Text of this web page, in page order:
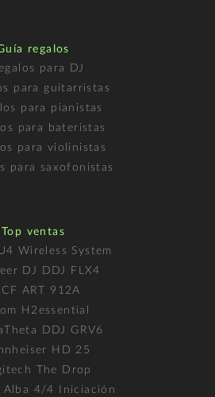
regalos
para DJ
para guitarristas
para pianistas
para bateristas
para violinistas
para saxofonistas
Top ventas
Wireless System
DJ DDJ FLX4
ART 912A
H2essential
DDJ GRV6
HD 25
The Drop
Alba 4/4 Iniciación